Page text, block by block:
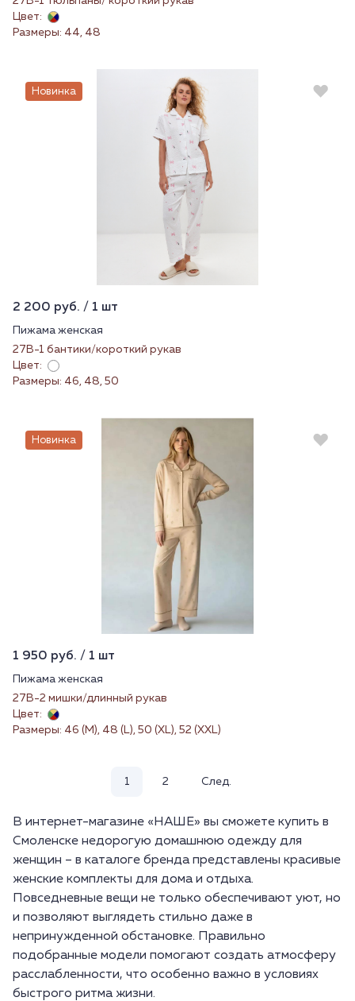
Цвет:
Размеры: 44, 48
Новинка
2 200 руб. / 1 шт
Пижама женская
27В-1 бантики/короткий рукав
Цвет:
Размеры: 46, 48, 50
Новинка
1 950 руб. / 1 шт
Пижама женская
27В-2 мишки/длинный рукав
Цвет:
Размеры: 46 (M), 48 (L), 50 (XL), 52 (XXL)
1 2 След.
В интернет-магазине «НАШЕ» вы сможете купить в
Смоленске недорогую домашнюю одежду для
женщин – в каталоге бренда представлены красивые
женские комплекты для дома и отдыха.
Повседневные вещи не только обеспечивают уют, но
и позволяют выглядеть стильно даже в
непринужденной обстановке. Правильно
подобранные модели помогают создать атмосферу
расслабленности, что особенно важно в условиях
быстрого ритма жизни.